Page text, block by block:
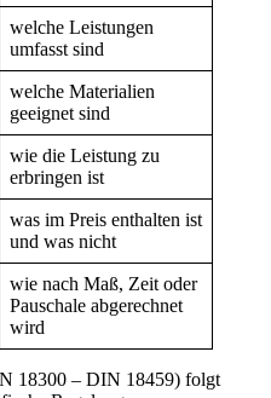
welche Leistungen
umfasst sind
welche Materialien
geeignet sind
wie die Leistung zu
erbringen ist
was im Preis enthalten ist
und was nicht
wie nach Maß, Zeit oder
Pauschale abgerechnet
wird
18300 – DIN 18459) folgt